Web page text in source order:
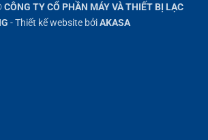
Delivery
CÔNG TY CỔ PHẦN MÁY VÀ THIẾT BỊ LẠC
- Thiết kế website bởiAKASA